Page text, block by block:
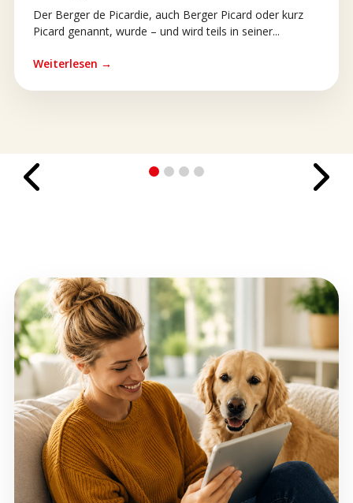
Der Berger de Picardie, auch Berger Picard oder kurz
Picard genannt, wurde – und wird teils in seiner...
Weiterlesen →